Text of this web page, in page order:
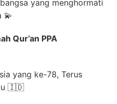
yang menghormati
💫
Qur’an PPA
yang ke-78, Terus
🇮🇩